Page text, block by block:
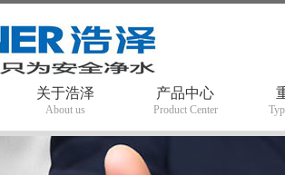
关于浩泽
About us
产品中心
Product Center